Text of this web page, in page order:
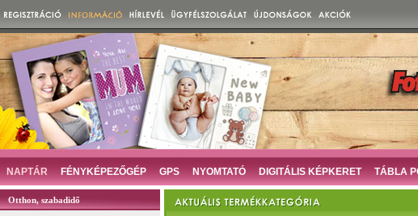
NAPTÁR FÉNYKÉPEZŐGÉP GPS NYOMTATÓ DIGITÁLIS KÉPKERET TÁBLA
Otthon, szabadidő